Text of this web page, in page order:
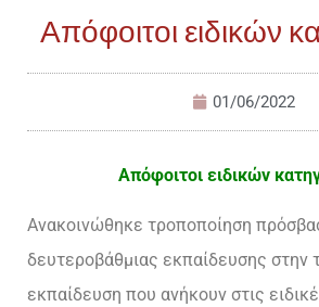
Απόφοιτοι ειδικών
01/06/2022
Απόφοιτοι ειδικών
Ανακοινώθηκε τροποποίηση
δευτεροβάθμιας εκπαίδευσης στην
εκπαίδευση που ανήκουν στις